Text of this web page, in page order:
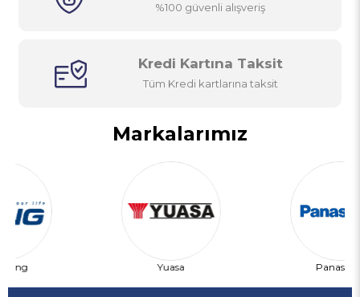
%100 güvenli alışveriş
Kredi Kartına Taksit
Tüm Kredi kartlarına taksit
Markalarımız